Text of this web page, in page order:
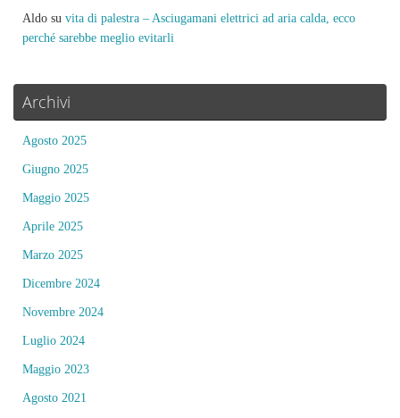
Aldo su vita di palestra – Asciugamani elettrici ad aria calda, ecco
perché sarebbe meglio evitarli
Archivi
Agosto 2025
Giugno 2025
Maggio 2025
Aprile 2025
Marzo 2025
Dicembre 2024
Novembre 2024
Luglio 2024
Maggio 2023
Agosto 2021